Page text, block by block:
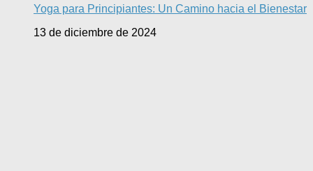
Yoga para Principiantes: Un Camino hacia el Bienestar
13 de diciembre de 2024